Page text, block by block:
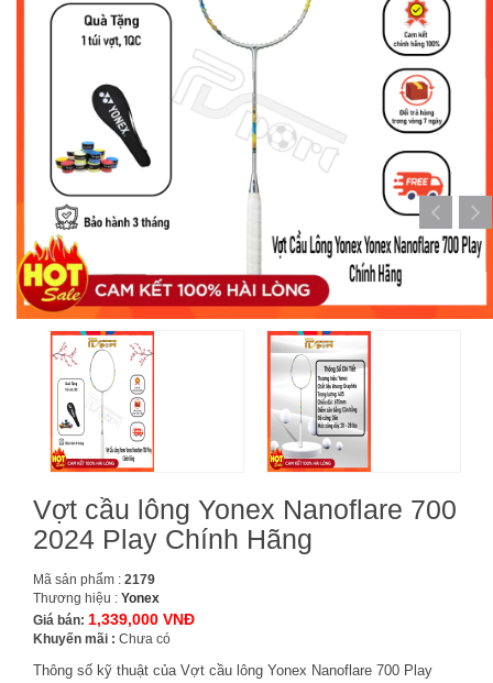
Vợt cầu lông Yonex Nanoflare 700
2024 Play Chính Hãng
Mã sản phẩm : 2179
Thương hiệu : Yonex
Giá bán: 1,339,000 VNĐ
Khuyến mãi : Chưa có
Thông số kỹ thuật của Vợt cầu lông Yonex Nanoflare 700 Play